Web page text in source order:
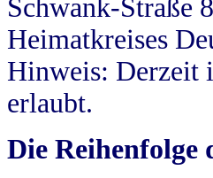
Schwank-Straße
Heimatkreises
Hinweis: Derzeit
erlaubt.
Die Reihenfolge